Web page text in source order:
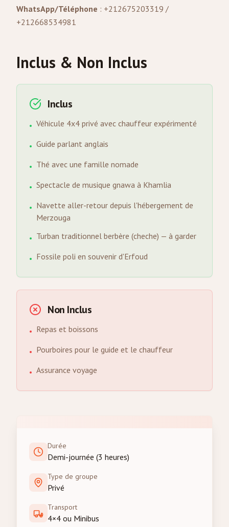
WhatsApp/Téléphone : +212675203319 /
+212668534981
Inclus & Non Inclus
Inclus
• Véhicule 4x4 privé avec chauffeur expérimenté
• Guide parlant anglais
• Thé avec une famille nomade
• Spectacle de musique gnawa à Khamlia
• Navette aller-retour depuis l'hébergement de
Merzouga
• Turban traditionnel berbère (cheche) — à garder
• Fossile poli en souvenir d'Erfoud
Non Inclus
• Repas et boissons
• Pourboires pour le guide et le chauffeur
• Assurance voyage
Durée
Demi-journée (3 heures)
Type de groupe
Privé
Transport
4×4 ou Minibus